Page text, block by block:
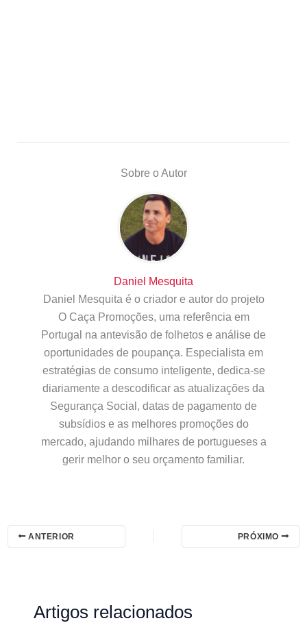
Sobre o Autor
Daniel Mesquita
Daniel Mesquita é o criador e autor do projeto
O Caça Promoções, uma referência em
Portugal na antevisão de folhetos e análise de
oportunidades de poupança. Especialista em
estratégias de consumo inteligente, dedica-se
diariamente a descodificar as atualizações da
Segurança Social, datas de pagamento de
subsídios e as melhores promoções do
mercado, ajudando milhares de portugueses a
gerir melhor o seu orçamento familiar.
ANTERIOR PRÓXIMO
Artigos relacionados